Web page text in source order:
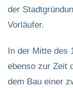
der
Vorläufer.
In der Mitte des
ebenso zur Zeit
dem Bau einer